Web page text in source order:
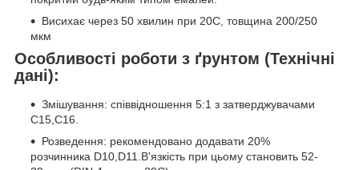
Висихає через 50 хвилин при 20С, товщина 200/250
мкм
Особливості роботи з ґрунтом (Технічні
дані):
Змішування: співвідношення 5:1 з затверджувачами
C15,C16.
Розведення: рекомендовано додавати 20%
розчинника D10,D11.В'язкість при цьому становить 52-